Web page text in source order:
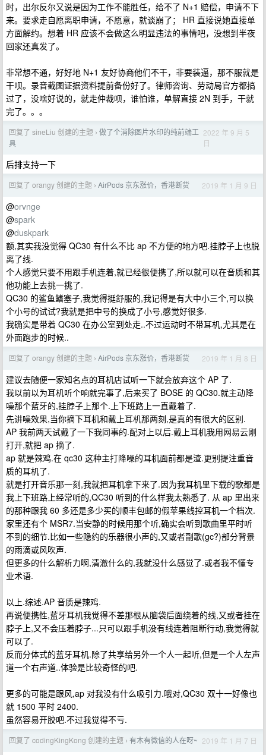
时，出尔反尔又说是因为工作不能胜任，给不了 N+1 赔偿，申请不下
来。要求走自愿离职申请，不愿意，就谈崩了； HR 直接说她直接单
方面解约。想着 HR 应该不会做这么明显违法的事情吧，没想到半夜
回家还真发了。
非常想不通，好好地 N+1 友好协商他们不干，非要装逼，那不服就是
干呗。录音截图证据资料提前备份好了。律师咨询、劳动局官方都搞
过了，没啥好说的，就走仲裁呗，谁怕谁，单解直接 2N 到手，干就
完了。。。
回复了 sineLiu 创建的主题 › 做了个消除图片水印的纯前端工
具
2022 年 9 月 5
日
后排支持一下
回复了 orangy 创建的主题 › AirPods 京东涨价，香港断货 2019 年 1 月 9 日
@orvnge
@spark
@duskpark
额,其实我没觉得 QC30 有什么不比 ap 不方便的地方吧.挂脖子上也脱
离了线.
个人感觉只要不用跟手机连着,就已经很便携了,所以就可以在音质和其
他功能上去挑一挑了.
QC30 的鲨鱼鳍塞子,我觉得挺舒服的,我记得是有大中小三个,可以换
个小号的试试?我就是把中号的换成了小号,感觉好很多.
我确实是带着 QC30 在办公室到处走..不过运动时不带耳机,尤其是在
外面跑步的时候..
回复了 orangy 创建的主题 › AirPods 京东涨价，香港断货 2019 年 1 月 8 日
建议去随便一家知名点的耳机店试听一下就会放弃这个 AP 了.
我以前以为耳机听个响就完事了,后来买了 BOSE 的 QC30.就主动降
噪那个蓝牙的,挂脖子上那个.上下班路上一直戴着了.
先讲噪效果,当你摘下耳机和戴上耳机那两刻,是真的有很大的区别.
AP 我前两天试戴了一下我同事的.配对上以后.戴上耳机我用网易云刚
打开,就把 ap 摘了.
ap 就是辣鸡.在 qc30 这种主打降噪的耳机面前都是渣.更别提注重音
质的耳机了.
就是打开音乐那一刻,我就把耳机拿下来了.因为我耳机里下载的歌都是
我上下班路上经常听的,QC30 听到的什么样我太熟悉了. 从 ap 里出来
的那种跟我 60 多还是多少买的顺丰包邮的假苹果线控耳机一个档次.
家里还有个 MSR7.当安静的时候用那个听,确实会听到歌曲里平时听
不到的细节.比如一些隐约的乐器很小声的,又或者副歌(gc?)部分背景
的雨滴或风吹声.
但更多的什么解析力啊,清澈什么的,我就没什么感觉了.或者我不懂专
业术语.
以上.综述.AP 音质是辣鸡.
再说便携性,蓝牙耳机我觉得不差那根从脑袋后面绕着的线,又或者挂在
脖子上,又不会压着脖子...只可以跟手机没有线连着阻断行动,我觉得就
可以了.
反而分体式的蓝牙耳机.除了共享给另外一个人一起听,但是一个人左声
道一个右声道..体验是比较奇怪的吧.
更多的可能是跟风,ap 对我没有什么吸引力.哦对,QC30 双十一好像也
就 1500 平时 2400.
虽然容易开胶吧.不过我觉得不亏.
回复了 codingKingKong 创建的主题 › 有木有微信的人在呀~ 2019 年 1 月 7 日